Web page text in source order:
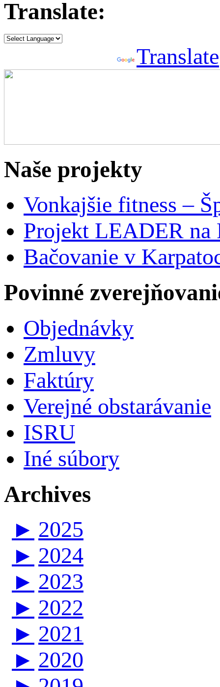
Translate:
Translate
Naše projekty
Vonkajšie fitness –
Projekt LEADER na
Bačovanie v
Povinné
Objednávky
Zmluvy
Faktúry
Verejné obstarávanie
ISRU
Iné súbory
Archives
► 2025
► 2024
► 2023
► 2022
► 2021
► 2020